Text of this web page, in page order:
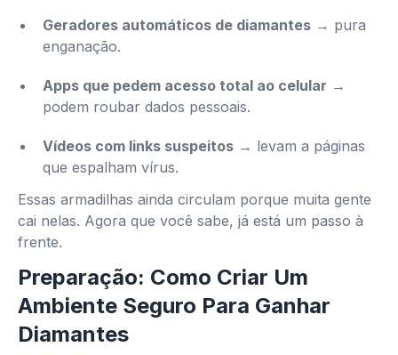
Geradores automáticos de diamantes → pura
enganação.
Apps que pedem acesso total ao celular →
podem roubar dados pessoais.
Vídeos com links suspeitos → levam a páginas
que espalham vírus.
Essas armadilhas ainda circulam porque muita gente
cai nelas. Agora que você sabe, já está um passo à
frente.
Preparação: Como Criar Um
Ambiente Seguro Para Ganhar
Diamantes